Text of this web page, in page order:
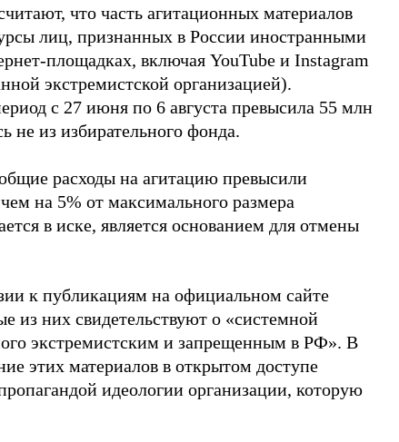
что часть агитационных материалов
лиц, признанных в России иностранными
площадках, включая YouTube и Instagram
экстремистской организацией).
с 27 июня по 6 августа превысила 55 млн
не из избирательного фонда.
расходы на агитацию превысили
на 5% от максимального размера
в иске, является основанием для отмены
к публикациям на официальном сайте
из них свидетельствуют о «системной
экстремистским и запрещенным в РФ». В
этих материалов в открытом доступе
идеологии организации, которую